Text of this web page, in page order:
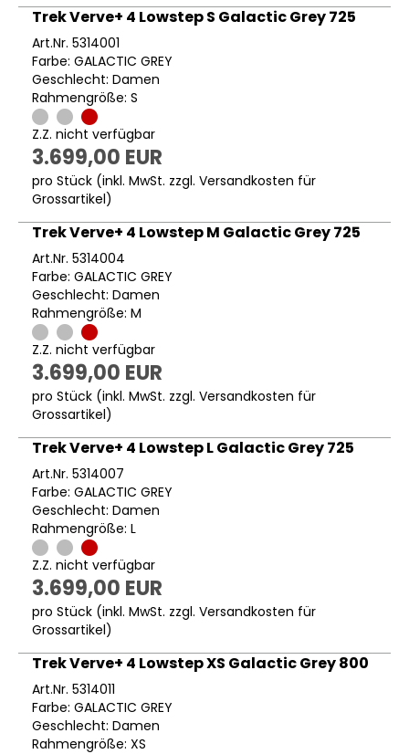
Trek Verve+ 4 Lowstep S Galactic Grey 725
Art.Nr. 5314001
Farbe: GALACTIC GREY
Geschlecht: Damen
Rahmengröße: S
Z.Z. nicht verfügbar
3.699,00 EUR
pro Stück (inkl. MwSt. zzgl. Versandkosten für
Grossartikel)
Trek Verve+ 4 Lowstep M Galactic Grey 725
Art.Nr. 5314004
Farbe: GALACTIC GREY
Geschlecht: Damen
Rahmengröße: M
Z.Z. nicht verfügbar
3.699,00 EUR
pro Stück (inkl. MwSt. zzgl. Versandkosten für
Grossartikel)
Trek Verve+ 4 Lowstep L Galactic Grey 725
Art.Nr. 5314007
Farbe: GALACTIC GREY
Geschlecht: Damen
Rahmengröße: L
Z.Z. nicht verfügbar
3.699,00 EUR
pro Stück (inkl. MwSt. zzgl. Versandkosten für
Grossartikel)
Trek Verve+ 4 Lowstep XS Galactic Grey 800
Art.Nr. 5314011
Farbe: GALACTIC GREY
Geschlecht: Damen
Rahmengröße: XS